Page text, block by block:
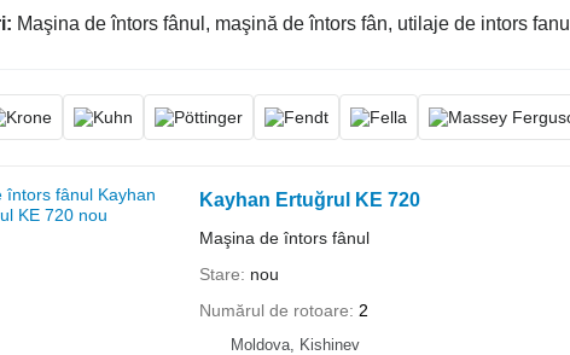
Maşina de întors fânul, maşină de întors fân, utilaje de intors fanul
Kayhan Ertuğrul KE 720
Maşina de întors fânul
Stare
nou
Numărul de rotoare
2
Moldova, Kishinev